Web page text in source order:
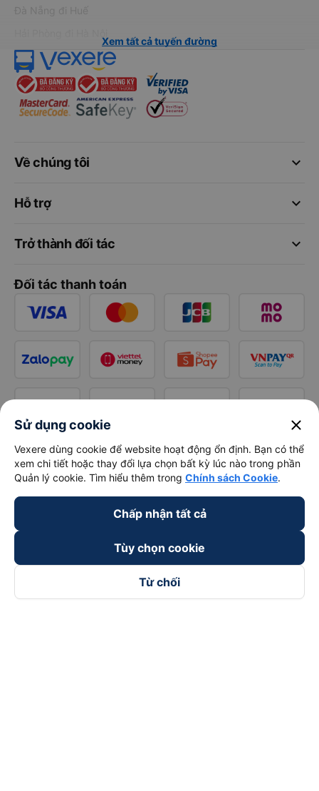
Đà Nẵng đi Huế
Xem tất cả tuyến đường
keyboard_arrow_down
Về chúng tôi
keyboard_arrow_down
Hỗ trợ
keyboard_arrow_down
Trở thành đối tác
Đối tác thanh toán
Sử dụng cookie close
Vexere dùng cookie để website hoạt động ổn định. Bạn có thể
xem chi tiết hoặc thay đổi lựa chọn bất kỳ lúc nào trong phần
Quản lý cookie. Tìm hiểu thêm trong Chính sách Cookie.
Chấp nhận tất cả
Tùy chọn cookie
Từ chối